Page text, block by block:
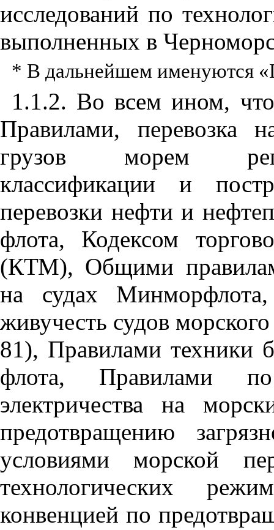
исследований по
выполненных в
* В дальнейшем именуются
1.1.2. Во всем ином,
Правилами, перевозка
грузов морем
классификации и
перевозки нефти и
флота, Кодексом
(КТМ), Общими
на судах
живучесть судов
81), Правилами техники
флота, Правилами
электричества на
предотвращению
условиями морской
технологических
конвенцией по